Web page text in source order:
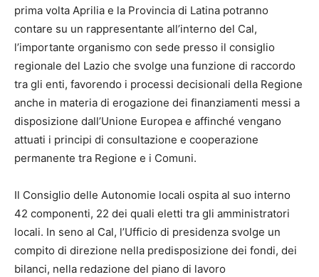
prima volta Aprilia e la Provincia di Latina potranno
contare su un rappresentante all’interno del Cal,
l’importante organismo con sede presso il consiglio
regionale del Lazio che svolge una funzione di raccordo
tra gli enti, favorendo i processi decisionali della Regione
anche in materia di erogazione dei finanziamenti messi a
disposizione dall’Unione Europea e affinché vengano
attuati i principi di consultazione e cooperazione
permanente tra Regione e i Comuni.
Il Consiglio delle Autonomie locali ospita al suo interno
42 componenti, 22 dei quali eletti tra gli amministratori
locali. In seno al Cal, l’Ufficio di presidenza svolge un
compito di direzione nella predisposizione dei fondi, dei
bilanci, nella redazione del piano di lavoro